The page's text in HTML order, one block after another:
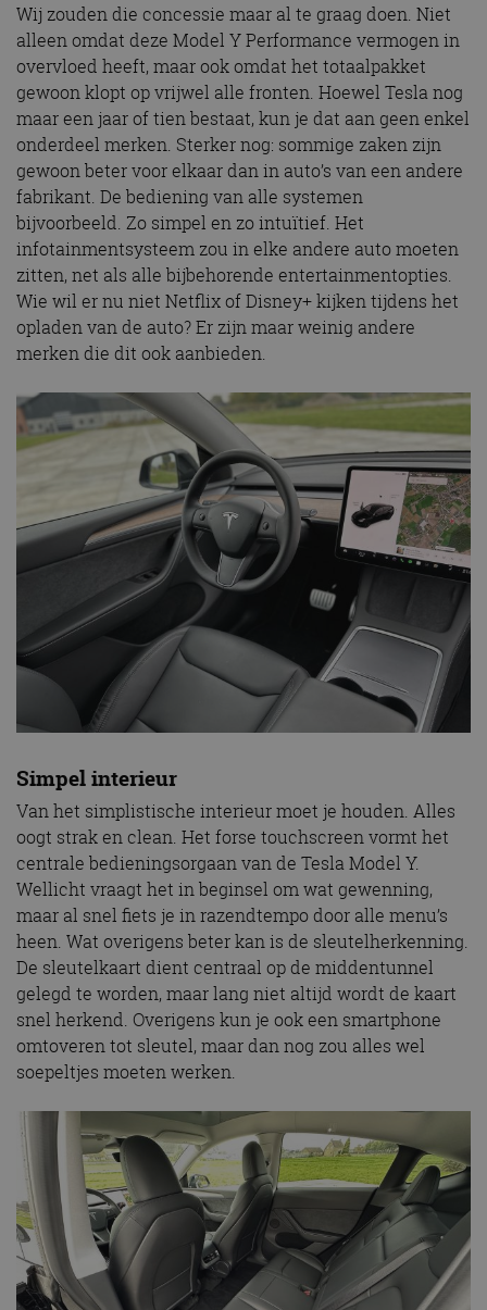
Wij zouden die concessie maar al te graag doen. Niet
alleen omdat deze Model Y Performance vermogen in
overvloed heeft, maar ook omdat het totaalpakket
gewoon klopt op vrijwel alle fronten. Hoewel Tesla nog
maar een jaar of tien bestaat, kun je dat aan geen enkel
onderdeel merken. Sterker nog: sommige zaken zijn
gewoon beter voor elkaar dan in auto’s van een andere
fabrikant. De bediening van alle systemen
bijvoorbeeld. Zo simpel en zo intuïtief. Het
infotainmentsysteem zou in elke andere auto moeten
zitten, net als alle bijbehorende entertainmentopties.
Wie wil er nu niet Netflix of Disney+ kijken tijdens het
opladen van de auto? Er zijn maar weinig andere
merken die dit ook aanbieden.
Simpel interieur
Van het simplistische interieur moet je houden. Alles
oogt strak en clean. Het forse touchscreen vormt het
centrale bedieningsorgaan van de Tesla Model Y.
Wellicht vraagt het in beginsel om wat gewenning,
maar al snel fiets je in razendtempo door alle menu’s
heen. Wat overigens beter kan is de sleutelherkenning.
De sleutelkaart dient centraal op de middentunnel
gelegd te worden, maar lang niet altijd wordt de kaart
snel herkend. Overigens kun je ook een smartphone
omtoveren tot sleutel, maar dan nog zou alles wel
soepeltjes moeten werken.